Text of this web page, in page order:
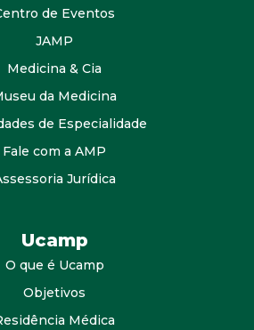
de Eventos
JAMP
Medicina & Cia
da Medicina
de Especialidade
Fale com a AMP
Jurídica
Ucamp
O que é Ucamp
Objetivos
Médica